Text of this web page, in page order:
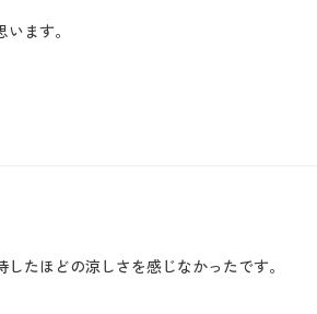
ます。
たほどの涼しさを感じなかったです。